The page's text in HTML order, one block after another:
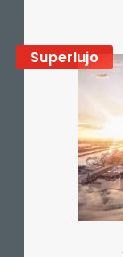
Superlujo